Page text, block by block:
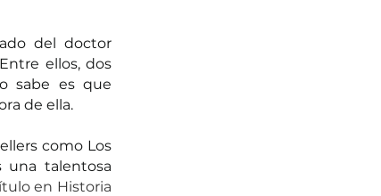
del doctor
ellos, dos
sabe es que
de ella.
como Los
una talentosa
en Historia